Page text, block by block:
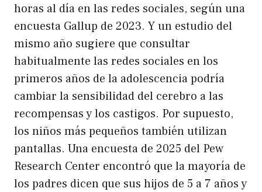
horas al día en las redes sociales, según una
encuesta Gallup de 2023. Y un estudio del
mismo año sugiere que consultar
habitualmente las redes sociales en los
primeros años de la adolescencia podría
cambiar la sensibilidad del cerebro a las
recompensas y los castigos. Por supuesto,
los niños más pequeños también utilizan
pantallas. Una encuesta de 2025 del Pew
Research Center encontró que la mayoría de
los padres dicen que sus hijos de 5 a 7 años y